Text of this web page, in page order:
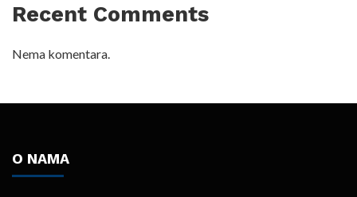
Recent Comments
Nema komentara.
O NAMA